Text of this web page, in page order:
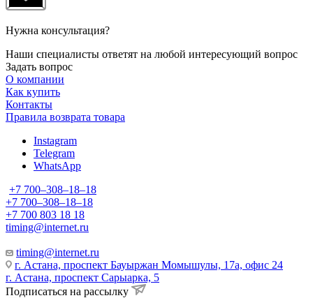
Нужна консультация?
Наши специалисты ответят на любой интересующий вопрос
Задать вопрос
О компании
Как купить
Контакты
Правила возврата товара
Instagram
Telegram
WhatsApp
+7 700‒308‒18‒18
+7 700‒308‒18‒18
+7 700 803 18 18
timing@internet.ru
timing@internet.ru
г. Астана, проспект Бауыржан Момышулы, 17а, офис 24
г. Астана, проспект Сарыарка, 5
Подписаться на рассылку